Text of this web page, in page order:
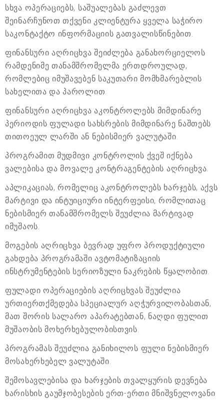
სხვა ოპერაციებს, საშუალებას გაძლევთ
შეინარჩუნოთ თქვენი კლიენტურა ყველა საჭირო
საკონტაქტო ინფორმაციის გათვალისწინებით.
ფინანსური აღრიცხვა შეიძლება განახორციელოს
რამდენიმე თანამშრომელმა ერთდროულად,
რომლებიც იმუშავებენ საკუთარი მომხმარებლის
სახელითა და პაროლით.
ფინანსური აღრიცხვა აკონტროლებს მიმდინარე
პერიოდის ფულადი სახსრების მიმდინარე ნაშთებს
თითოეულ ლარში ან ნებისმიერ ვალუტაში.
პროგრამით მუდმივი კონტროლის ქვეშ იქნება
ვალებისა და მოვალე კონტრაგენტების აღრიცხვა.
აპლიკაციას, რომელიც აკონტროლებს ხარჯებს, აქვს
მარტივი და ინტუიციური ინტერფეისი, რომლითაც
ნებისმიერ თანამშრომელს შეუძლია მარტივად
იმუშაოს.
მოგების აღრიცხვა ბევრად უფრო პროდუქტიული
გახდება პროგრამაში ავტომატიზაციის
ინსტრუმენტების სერიოზული ნაკრების წყალობით.
ფულადი ოპერაციების აღრიცხვას შეუძლია
ურთიერთქმედება სპეციალურ აღჭურვილობასთან,
მათ შორის სალარო აპარატებთან, ნაღდი ფულით
მუშაობის მოხერხებულობისთვის.
პროგრამას შეუძლია განიხილოს ფული ნებისმიერ
მოსახერხებელ ვალუტაში.
შემოსავლებისა და ხარჯების თვალყურის დევნება
ხარისხის გაუმჯობესების ერთ-ერთი მნიშვნელოვანი